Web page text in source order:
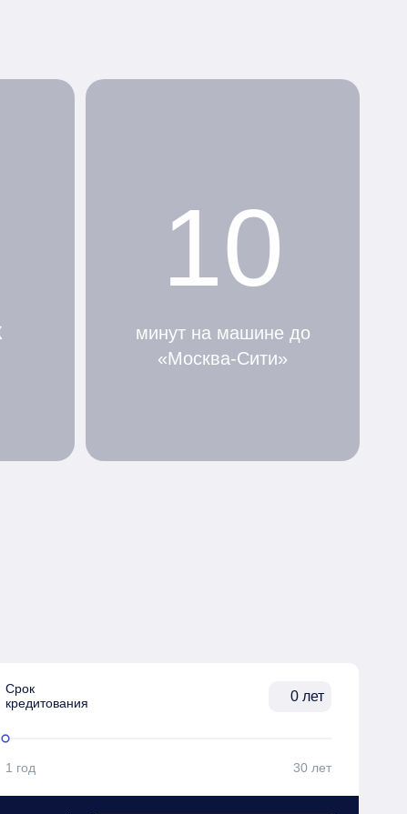
10
минут на машине до
«Москва-Сити»
Срок
кредитования
лет
1 год 30 лет